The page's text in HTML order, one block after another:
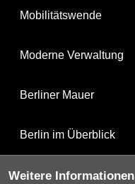
Mobilitätswende
Moderne Verwaltung
Berliner Mauer
Berlin im Überblick
Weitere Informationen